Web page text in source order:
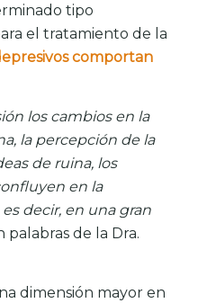
tipo
el tratamiento de la
comportan
los cambios en la
la percepción de la
de ruina, los
en la
decir, en una gran
palabras de la Dra.
dimensión mayor en